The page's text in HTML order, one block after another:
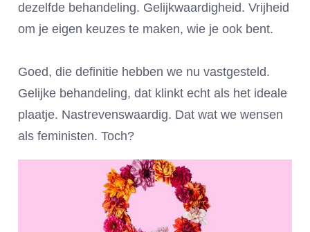
dezelfde behandeling. Gelijkwaardigheid. Vrijheid
om je eigen keuzes te maken, wie je ook bent.
Goed, die definitie hebben we nu vastgesteld.
Gelijke behandeling, dat klinkt echt als het ideale
plaatje. Nastrevenswaardig. Dat wat we wensen
als feministen. Toch?